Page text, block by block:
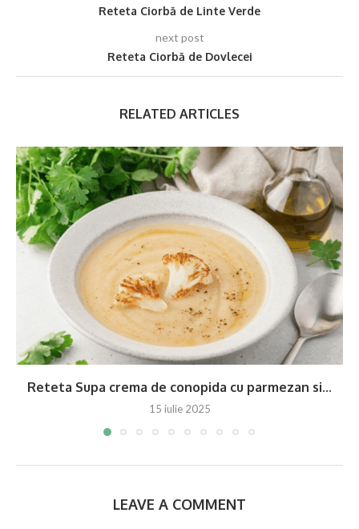
Reteta Ciorbă de Linte Verde
next post
Reteta Ciorbă de Dovlecei
RELATED ARTICLES
Reteta Supa crema de conopida cu parmezan si...
15 iulie 2025
LEAVE A COMMENT